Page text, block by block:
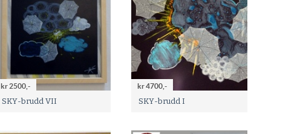
kr 2500,-
SKY-brudd VII
kr 4700,-
SKY-brudd I